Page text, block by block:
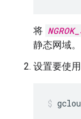
将
静态网域。
设置要使